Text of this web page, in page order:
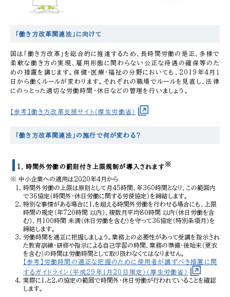
「働き方改革関連法」に向けて
国は「働き方改革」を総合的に推進するため、長時間労働の是正、多様で
柔軟な働き方の実現、雇用形態に関わらない公正な待遇の確保等のた
めの措置を講じます。保健・医療・福祉の分野においても、2019年4月１
日から働くルールが変わります。それぞれの職場でルールを見直し、法律
にのっとった適切な労働時間・休日などの管理を行いましょう。
【参考】働き方改革支援サイト（厚生労働省）
「働き方改革関連法」の施行で何が変わる?
1．時間外労働の罰則付き上限規制が導入されます※
中小企業への適用は2020年4月から
時間外労働の上限は原則として月45時間、年360時間となり、この範囲内
で36協定（時間外・休日労働に関する労使協定）を締結します。
特別な事情がある場合に1.を超える時間外労働を行わせる場合にも、上限
時間の規定（年720時間 以内）、複数月平均80時間 以内（休日労働を含
む）、月100時間 未満（休日労働を含む）を守って36協定（特別条項月）を
締結します。
労働時間を適正に把握しましょう。業務上の必要性があって受講を指示され
た教育訓練・研修や指示による自己学習の時間、業務の準備・後始末（更衣
を含む）の時間は労働時間として取り扱わなくてはなりません。
【参考】労働時間の適正な把握のために使用者が講ずべき措置に関
するガイドライン（平成29年１月20日策定）（厚生労働省）
実際に1.と2.の協定の範囲で時間外・休日労働が行われていることを確認
します。